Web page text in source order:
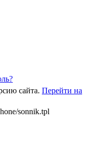
сайта. Перейти на
sonnik.tpl